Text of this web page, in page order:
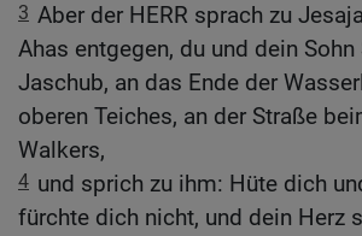
3 Aber der HERR sprach zu
Ahas entgegen, du und dein Sohn
Jaschub, an das Ende der
oberen Teiches, an der Straße
Walkers,
4 und sprich zu ihm: Hüte dich
fürchte dich nicht, und dein Herz